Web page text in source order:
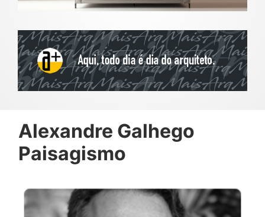
Alexandre Galhego
Paisagismo